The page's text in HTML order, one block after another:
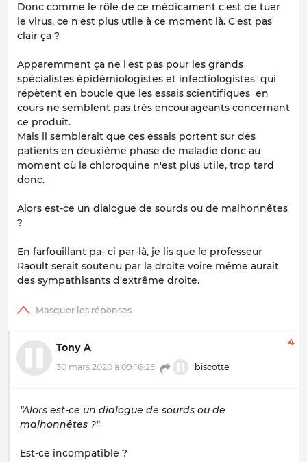
Donc comme le rôle de ce médicament c'est de tuer
le virus, ce n'est plus utile à ce moment là. C'est pas
clair ça ?
Apparemment ça ne l'est pas pour les grands
spécialistes épidémiologistes et infectiologistes qui
répètent en boucle que les essais scientifiques en
cours ne semblent pas très encourageants concernant
ce produit.
Mais il semblerait que ces essais portent sur des
patients en deuxième phase de maladie donc au
moment où la chloroquine n'est plus utile, trop tard
donc.
Alors est-ce un dialogue de sourds ou de malhonnêtes
?
En farfouillant pa- ci par-là, je lis que le professeur
Raoult serait soutenu par la droite voire même aurait
des sympathisants d'extrême droite.
Tony A
30 mars 2020 à 09:16:25 biscotte
4
"Alors est-ce un dialogue de sourds ou de
malhonnêtes ?"
Est-ce incompatible ?